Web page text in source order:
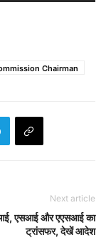
Chairman
Next article
एसआई और एएसआई का
ट्रांसफर, देखें आदेश